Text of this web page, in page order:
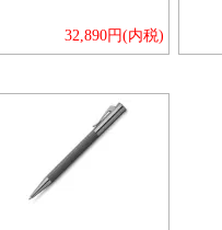
32,890円(内税)